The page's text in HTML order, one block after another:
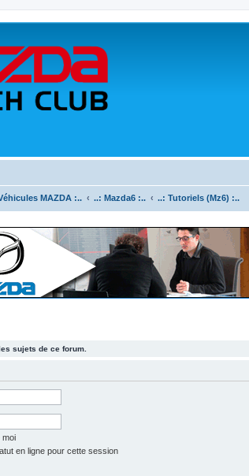
MAZDA :.. ..: Mazda6 :.. ..: Tutoriels (Mz6) :..
sujets de ce forum.
moi
en ligne pour cette session